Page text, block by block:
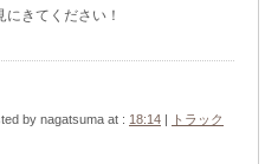
きてください！
by nagatsuma at : 18:14 |
トラック